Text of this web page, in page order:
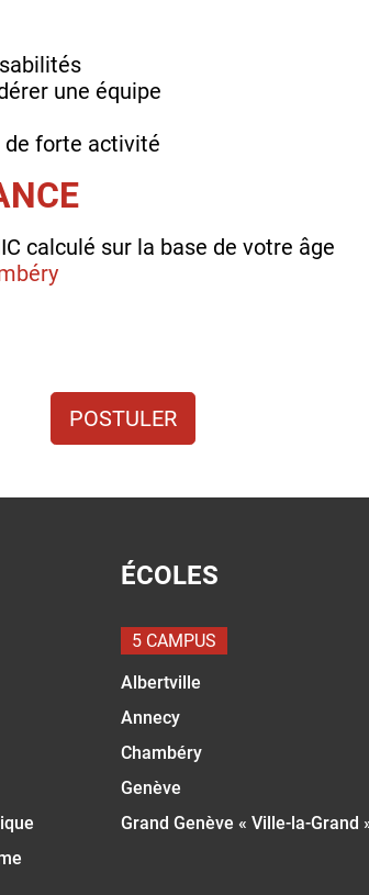
une équipe
de forte activité
calculé sur la base de votre âge
POSTULER
ÉCOLES
5 CAMPUS
Albertville
Annecy
Chambéry
Genève
Grand Genève « Ville-la-Grand